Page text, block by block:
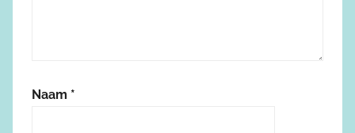
Naam *